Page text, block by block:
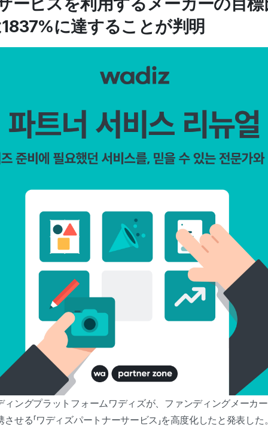
に達することが判明
ィングプラットフォームワディズが、ファンディングメーカ
せる「ワディズパートナーサービス」を高度化したと発表した